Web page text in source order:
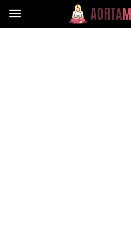
Aortamag.pl